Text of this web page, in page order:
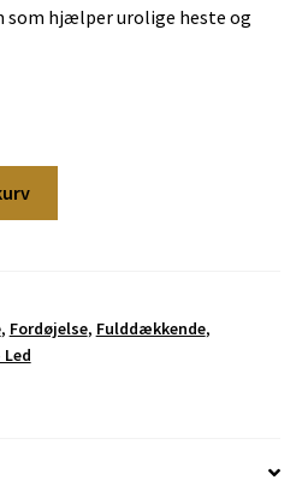
som hjælper urolige heste og
, Fordøjelse, Fulddækkende,
Led